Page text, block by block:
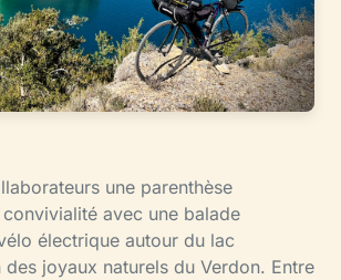
une parenthèse
convivialité avec une balade
électrique autour du lac
des joyaux naturels du Verdon. Entre